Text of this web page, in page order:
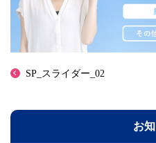
SP_スライダー_02
お